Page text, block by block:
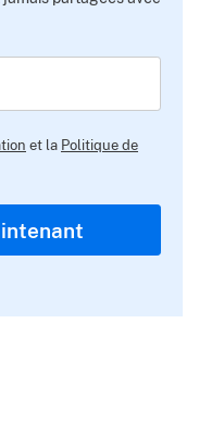
et la Politique de